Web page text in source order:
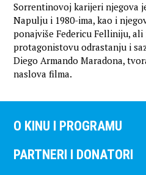
Sorrentinovoj karijeri njegova
Napulju i 1980-ima, kao i
ponajviše Federicu Felliniju, ali
protagonistovu odrastanju i
Diego Armando Maradona,
naslova filma.
O KINU I PROGRAMU
PARTNERI I DONATORI